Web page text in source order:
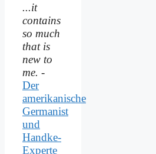
...it
contains
so much
that is
new to
me. -
Der
amerikanische
Germanist
und
Handke-
Experte